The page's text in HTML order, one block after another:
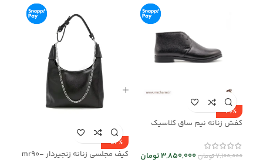
-46%
کفش زنانه نیم ساق کلاسیک
7,100,000تومان3,850,000تومان
-54%
کیف مجلسی زنانه زنجیردار mr90-